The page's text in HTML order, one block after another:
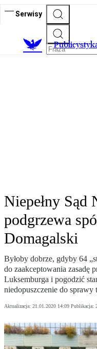
Serwisy
Niepełny Sąd
podgrzewa
Domagalski
Byłoby dobrze, gdyby 64
do zaakceptowania zasadę
Luksemburga i pogodzić
niedopuszczenie do sprawy
Aktualizacja: 21.01.2020 14:09 Publikacja: